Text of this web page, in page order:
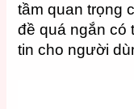
tầm quan trọng
đề quá ngắn có
tin cho người